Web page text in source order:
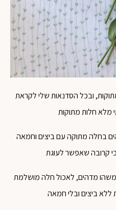
ובכל הסדנאות שלי לקראת
מלא חלות מתוקות
בחלה מתוקה עם ביצים וחמאה
קרובה שאפשר לעוגת
מדהים, לאכול חלה מושלמת
ללא ביצים ובלי חמאה